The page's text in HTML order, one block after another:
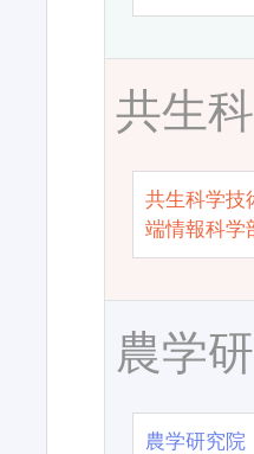
共生
共生科学
端情報科学
農学
農学研究